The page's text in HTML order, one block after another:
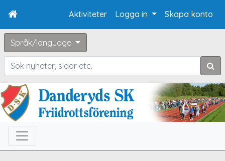
Aktiviteter Logga in Skapa konto
Språk/language
Sök